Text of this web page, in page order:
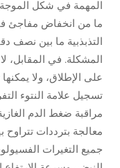
المهمة في شكل
ما من انخفاض مفاجئ
التذبذبية ما بين نصف
المشكلة. في المقابل،
على الإطلاق، ولا
تسجيل علامة النتوء
جميع التغيرات